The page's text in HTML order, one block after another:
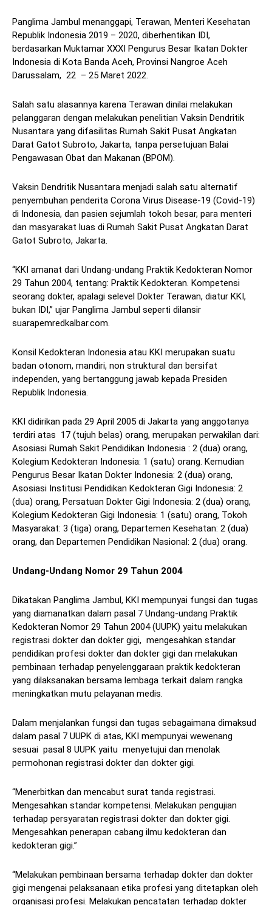
Panglima Jambul menanggapi, Terawan, Menteri Kesehatan
Republik Indonesia 2019 – 2020, diberhentikan IDI,
berdasarkan Muktamar XXXI Pengurus Besar Ikatan Dokter
Indonesia di Kota Banda Aceh, Provinsi Nangroe Aceh
Darussalam, 22 – 25 Maret 2022.
Salah satu alasannya karena Terawan dinilai melakukan
pelanggaran dengan melakukan penelitian Vaksin Dendritik
Nusantara yang difasilitas Rumah Sakit Pusat Angkatan
Darat Gatot Subroto, Jakarta, tanpa persetujuan Balai
Pengawasan Obat dan Makanan (BPOM).
Vaksin Dendritik Nusantara menjadi salah satu alternatif
penyembuhan penderita Corona Virus Disease-19 (Covid-19)
di Indonesia, dan pasien sejumlah tokoh besar, para menteri
dan masyarakat luas di Rumah Sakit Pusat Angkatan Darat
Gatot Subroto, Jakarta.
“KKI amanat dari Undang-undang Praktik Kedokteran Nomor
29 Tahun 2004, tentang: Praktik Kedokteran. Kompetensi
seorang dokter, apalagi selevel Dokter Terawan, diatur KKI,
bukan IDI,” ujar Panglima Jambul seperti dilansir
suarapemredkalbar.com.
Konsil Kedokteran Indonesia atau KKI merupakan suatu
badan otonom, mandiri, non struktural dan bersifat
independen, yang bertanggung jawab kepada Presiden
Republik Indonesia.
KKI didirikan pada 29 April 2005 di Jakarta yang anggotanya
terdiri atas 17 (tujuh belas) orang, merupakan perwakilan dari:
Asosiasi Rumah Sakit Pendidikan Indonesia : 2 (dua) orang,
Kolegium Kedokteran Indonesia: 1 (satu) orang. Kemudian
Pengurus Besar Ikatan Dokter Indonesia: 2 (dua) orang,
Asosiasi Institusi Pendidikan Kedokteran Gigi Indonesia: 2
(dua) orang, Persatuan Dokter Gigi Indonesia: 2 (dua) orang,
Kolegium Kedokteran Gigi Indonesia: 1 (satu) orang, Tokoh
Masyarakat: 3 (tiga) orang, Departemen Kesehatan: 2 (dua)
orang, dan Departemen Pendidikan Nasional: 2 (dua) orang.
Undang-Undang Nomor 29 Tahun 2004
Dikatakan Panglima Jambul, KKI mempunyai fungsi dan tugas
yang diamanatkan dalam pasal 7 Undang-undang Praktik
Kedokteran Nomor 29 Tahun 2004 (UUPK) yaitu melakukan
registrasi dokter dan dokter gigi, mengesahkan standar
pendidikan profesi dokter dan dokter gigi dan melakukan
pembinaan terhadap penyelenggaraan praktik kedokteran
yang dilaksanakan bersama lembaga terkait dalam rangka
meningkatkan mutu pelayanan medis.
Dalam menjalankan fungsi dan tugas sebagaimana dimaksud
dalam pasal 7 UUPK di atas, KKI mempunyai wewenang
sesuai pasal 8 UUPK yaitu menyetujui dan menolak
permohonan registrasi dokter dan dokter gigi.
“Menerbitkan dan mencabut surat tanda registrasi.
Mengesahkan standar kompetensi. Melakukan pengujian
terhadap persyaratan registrasi dokter dan dokter gigi.
Mengesahkan penerapan cabang ilmu kedokteran dan
kedokteran gigi.”
“Melakukan pembinaan bersama terhadap dokter dan dokter
gigi mengenai pelaksanaan etika profesi yang ditetapkan oleh
organisasi profesi. Melakukan pencatatan terhadap dokter